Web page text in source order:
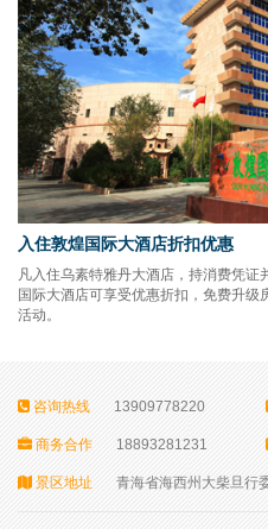
入住敦煌国际大酒店折扣优惠
凡入住乌素特雅丹大酒店，持消费凭
国际大酒店可享受优惠折扣，免费升
活动。
咨询热线 13909778220
商务合作 18893281231
景区地址 青海省海西州大柴旦行